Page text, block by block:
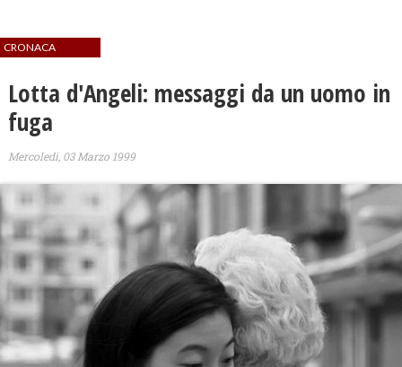
CRONACA
Lotta d'Angeli: messaggi da un uomo in
fuga
Mercoledì, 03 Marzo 1999